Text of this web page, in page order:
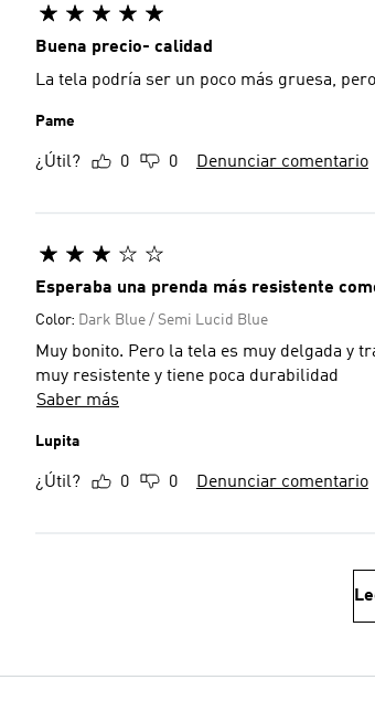
Buena precio- calidad
La tela podría ser un poco más gruesa,
Pame
¿Útil? 0 0 Denunciar comentario
Esperaba una prenda más resistente
Color: Dark Blue / Semi Lucid Blue
Muy bonito. Pero la tela es muy delgada y
muy resistente y tiene poca durabilidad
Saber más
Lupita
¿Útil? 0 0 Denunciar comentario